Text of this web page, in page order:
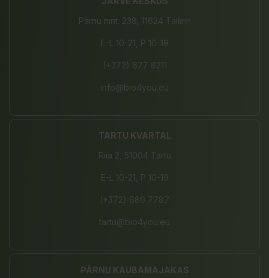
Pärnu mnt. 238, 11624 Tallinn
E-L 10-21, P 10-19
(+372) 677 8211
info@bio4you.eu
TARTU KVARTAL
Riia 2, 51004 Tartu
E-L 10-21, P 10-19
(+372) 680 7787
tartu@bio4you.eu
PÄRNU KAUBAMAJAKAS